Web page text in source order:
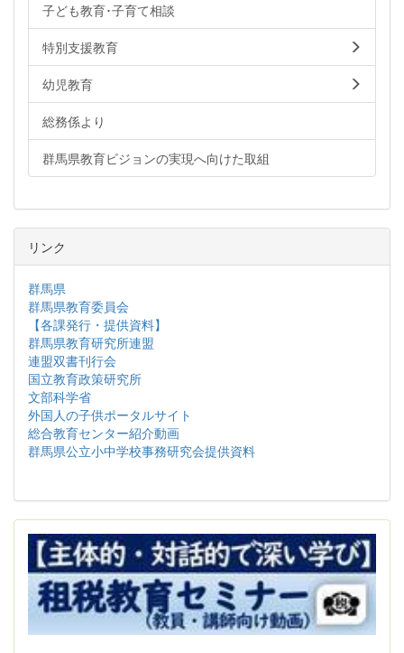
子ども教育･子育て相談
特別支援教育
幼児教育
総務係より
群馬県教育ビジョンの実現へ向けた取組
リンク
群馬県
群馬県教育委員会
【各課発行・提供資料】
群馬県教育研究所連盟
連盟双書刊行会
国立教育政策研究所
文部科学省
外国人の子供ポータルサイト
総合教育センター紹介動画
群馬県公立小中学校事務研究会提供資料